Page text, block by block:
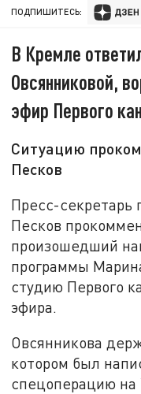
ПОДПИШИТЕСЬ:
В Кремле
Овсянниковой,
эфир Первого
Ситуацию
Песков
Пресс-секретарь
Песков
произошедший
программы
студию Первого
эфира.
Овсянникова
котором был
спецоперацию на